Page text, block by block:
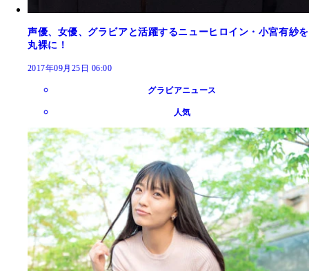
声優、女優、グラビアと活躍するニューヒロイン・小宮有紗を
丸裸に！
2017年09月25日 06:00
グラビアニュース
人気